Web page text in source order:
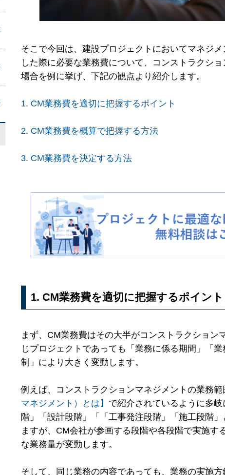
そこで今回は、建設プロジェクトにおいてマネジ
した際に必要な業務費について、コンストラクシ
場合を例に挙げ、下記の観点より紹介します。
1. CM業務費を適切に把握するポイント
2. CM業務費を概算で把握する方法
3. CM業務費を決定する方法
1. CM業務費を適切に把握するポイント
まず、CM業務費はその大半がコンストラクション
じプロジェクトであっても「業務に係る期間」「
制」により大きく変動します。
例えば、コンストラクションマネジメントの業務範
マネジメント）とは】 で紹介されているように多
階」「設計段階」「「工事発注段階」「施工段階
ますが、CM会社が参画する段階や各段階で実施す
な業務量が変動します。
そして、同じ業務の内容であっても、業務の実施